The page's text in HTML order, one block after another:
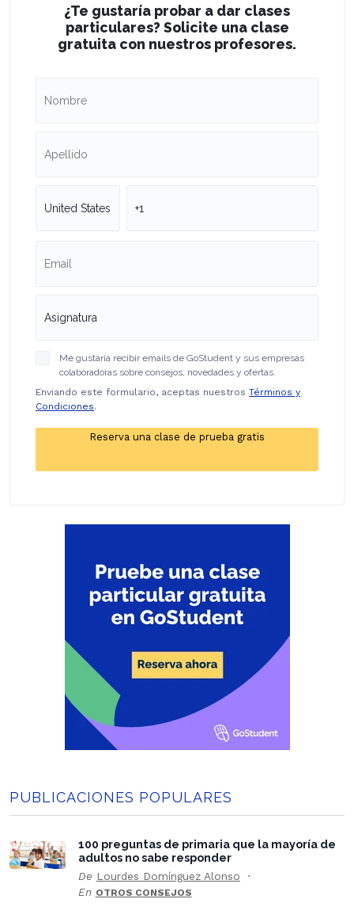
¿Te gustaría probar a dar clases
particulares? Solicite una clase
gratuita con nuestros profesores.
Me gustaría recibir emails de GoStudent y sus empresas
colaboradoras sobre consejos, novedades y ofertas.
Enviando este formulario, aceptas nuestros Términos y
Condiciones.
PUBLICACIONES POPULARES
100 preguntas de primaria que la mayoría de
adultos no sabe responder
De Lourdes Domínguez Alonso
En OTROS CONSEJOS